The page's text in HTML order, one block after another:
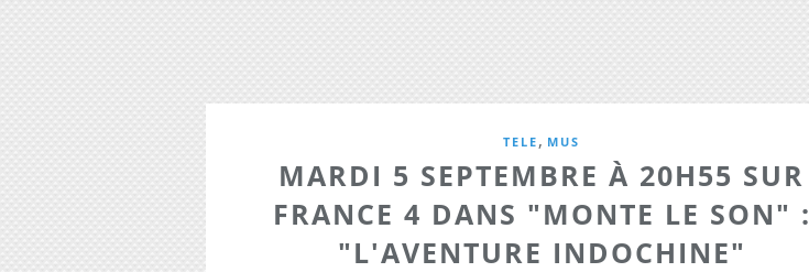
TELE , MUS
MARDI 5 SEPTEMBRE À 20H55 SUR
FRANCE 4 DANS "MONTE LE SON" :
"L'AVENTURE INDOCHINE"